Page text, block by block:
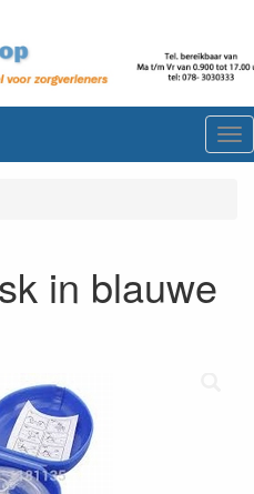
in blauwe